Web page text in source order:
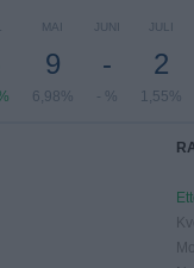
MAI
9
6,98%
JUNI
-
- %
JULI
2
1,55%